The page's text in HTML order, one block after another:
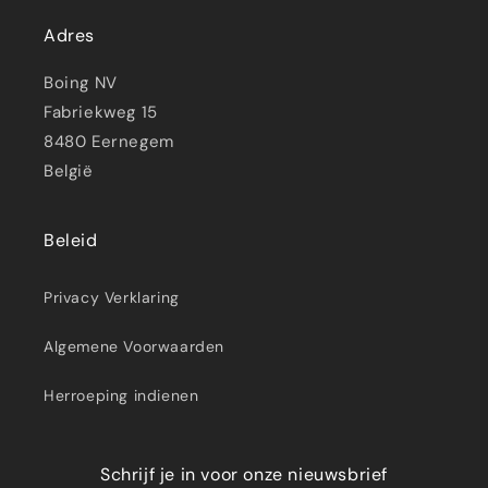
Adres
Boing NV
Fabriekweg 15
8480 Eernegem
België
Beleid
Privacy Verklaring
Algemene Voorwaarden
Herroeping indienen
Schrijf je in voor onze nieuwsbrief